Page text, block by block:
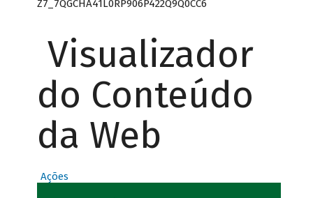
Z7_7QGCHA41L0RP906P422Q9Q0CC6
Visualizador
do Conteúdo
da Web
Ações